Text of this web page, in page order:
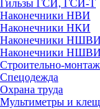
Гильзы ГСИ, ГСИ-Т
Наконечники НВИ
Наконечники НКИ
Наконечники НШВИ
Наконечники НШВИ
Строительно-
Спецодежда
Охрана труда
Мультиметры и